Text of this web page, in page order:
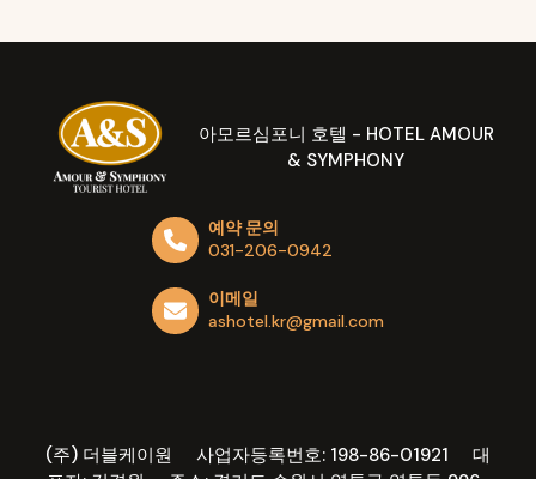
아모르심포니 호텔 - HOTEL AMOUR
& SYMPHONY
예약 문의
031-206-0942
이메일
ashotel.kr@gmail.com
(주) 더블케이원 사업자등록번호: 198-86-01921 대